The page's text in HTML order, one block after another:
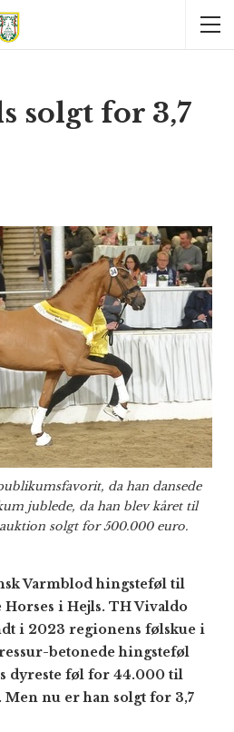
solgt for 3,7
da han dansede
jublede, da han blev kåret til
solgt for 500.000 euro.
Varmblod hingsteføl til
i Hejls. TH Vivaldo
i 2023 regionens følskue i
betonede hingsteføl
dyreste føl for 44.000 til
nu er han solgt for 3,7